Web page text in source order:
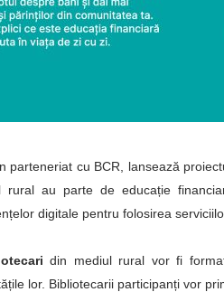
parteneriat cu BCR, lansează
rural au parte de educație
digitale pentru folosirea
din mediul rural vor fi
lor. Bibliotecarii participanți vor